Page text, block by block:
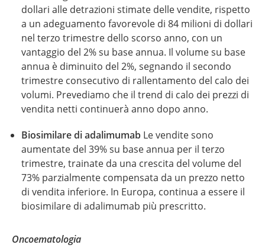
dollari alle detrazioni stimate delle vendite, rispetto
a un adeguamento favorevole di 84 milioni di dollari
nel terzo trimestre dello scorso anno, con un
vantaggio del 2% su base annua. Il volume su base
annua è diminuito del 2%, segnando il secondo
trimestre consecutivo di rallentamento del calo dei
volumi. Prevediamo che il trend di calo dei prezzi di
vendita netti continuerà anno dopo anno.
Biosimilare di adalimumab Le vendite sono
aumentate del 39% su base annua per il terzo
trimestre, trainate da una crescita del volume del
73% parzialmente compensata da un prezzo netto
di vendita inferiore. In Europa, continua a essere il
biosimilare di adalimumab più prescritto.
Oncoematologia